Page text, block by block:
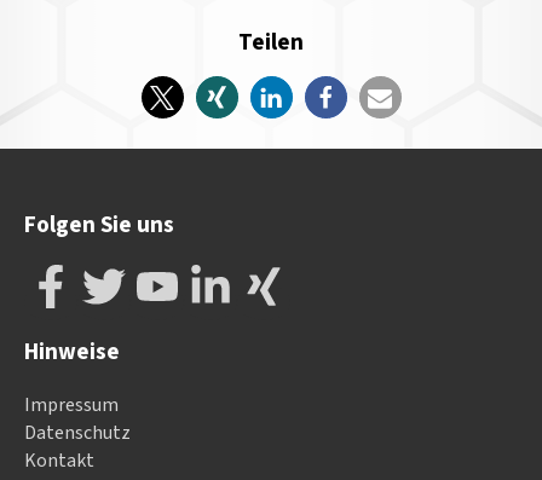
Teilen
Folgen Sie uns
Hinweise
Impressum
Datenschutz
Kontakt